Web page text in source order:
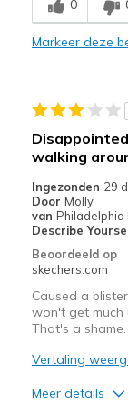
Durable
Casual Wear
Going Out
Travel
Width
Sizing
0
Markeer deze
walking
Ingezonden 29
Door Molly
van Philadelphia
Describe
Beoordeeld op
skechers.com
Caused a
won't get much
That's a
Vertaling
Meer details